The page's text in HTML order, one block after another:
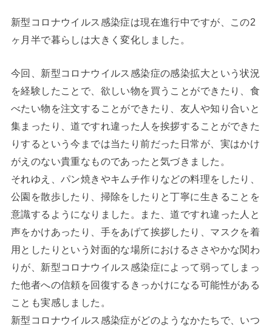
新型コロナウイルス感染症は現在進行中ですが、この2
ヶ月半で暮らしは大きく変化しました。
今回、新型コロナウイルス感染症の感染拡大という状況
を経験したことで、欲しい物を買うことができたり、食
べたい物を注文することができたり、友人や知り合いと
集まったり、道ですれ違った人を挨拶することができた
りするという今までは当たり前だった日常が、実はかけ
がえのない貴重なものであったと気づきました。
それゆえ、パン焼きやキムチ作りなどの料理をしたり、
公園を散歩したり、掃除をしたりと丁寧に生きることを
意識するようになりました。また、道ですれ違った人と
声をかけあったり、手をあげて挨拶したり、マスクを着
用としたりという対面的な場所におけるささやかな関わ
りが、新型コロナウイルス感染症によって弱ってしまっ
た他者への信頼を回復するきっかけになる可能性がある
ことも実感しました。
新型コロナウイルス感染症がどのようなかたちで、いつ